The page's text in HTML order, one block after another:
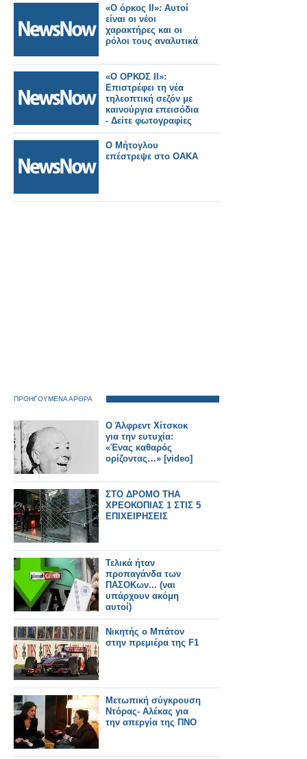
«Ο όρκος ΙΙ»: Αυτοί
είναι οι νέοι
χαρακτήρες και οι
ρόλοι τους αναλυτικά
«Ο ΟΡΚΟΣ ΙΙ»:
Επιστρέφει τη νέα
τηλεοπτική σεζόν με
καινούργια επεισόδια
- Δείτε φωτογραφίες
Ο Μήτογλου
επέστρεψε στο ΟΑΚΑ
ΠΡΟΗΓΟΥΜΕΝΑ ΑΡΘΡΑ
Ο Άλφρεντ Χίτσκοκ
για την ευτυχία:
«Ένας καθαρός
ορίζοντας…» [video]
ΣΤΟ ΔΡΟΜΟ ΤΗΑ
ΧΡΕΟΚΟΠΙΑΣ 1 ΣΤΙΣ 5
ΕΠΙΧΕΙΡΗΣΕΙΣ
Τελικά ήταν
προπαγάνδα των
ΠΑΣΟΚων... (ναι
υπάρχουν ακόμη
αυτοί)
Νικητής ο Μπάτον
στην πρεμιέρα της F1
Μετωπική σύγκρουση
Ντόρας- Αλέκας για
την απεργία της ΠΝΟ